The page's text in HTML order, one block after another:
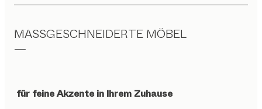
MASSGESCHNEIDERTE MÖBEL
für feine Akzente in Ihrem Zuhause